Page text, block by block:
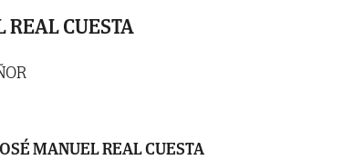
REAL CUESTA
MANUEL REAL CUESTA